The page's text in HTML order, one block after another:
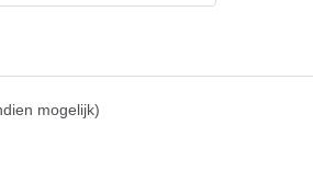
mogelijk)